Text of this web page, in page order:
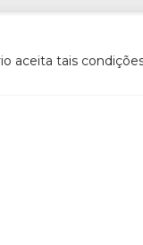
aceita tais
2014